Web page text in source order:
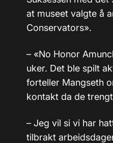
at museet valgte å
Conservators».
– «No Honor
uker. Det ble spilt
forteller Mangseth
kontakt da de
– Jeg vil si vi har
tilbrakt